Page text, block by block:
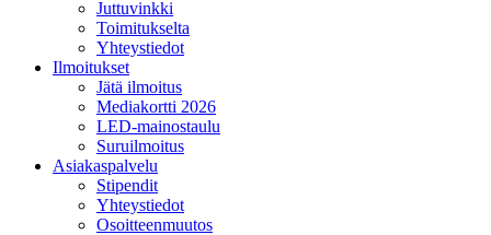
Juttuvinkki
Toimitukselta
Yhteystiedot
Ilmoitukset
Jätä ilmoitus
Mediakortti 2026
LED-mainostaulu
Suruilmoitus
Asiakaspalvelu
Stipendit
Yhteystiedot
Osoitteenmuutos